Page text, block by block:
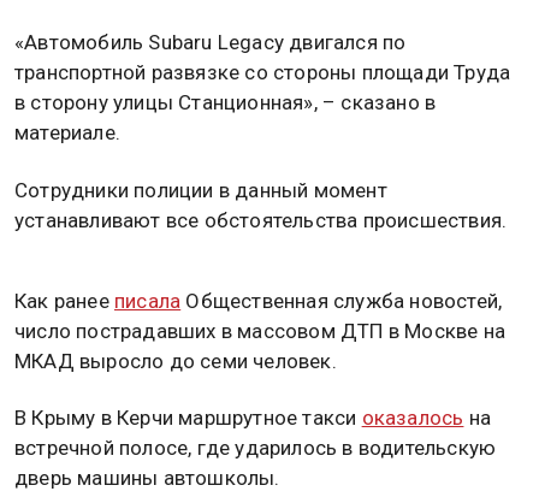
«Автомобиль Subaru Legacy двигался по
транспортной развязке со стороны площади Труда
в сторону улицы Станционная», – сказано в
материале.
Сотрудники полиции в данный момент
устанавливают все обстоятельства происшествия.
Как ранее писала Общественная служба новостей,
число пострадавших в массовом ДТП в Москве на
МКАД выросло до семи человек.
В Крыму в Керчи маршрутное такси оказалось на
встречной полосе, где ударилось в водительскую
дверь машины автошколы.